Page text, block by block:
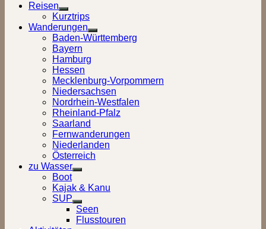
Reisen
Show
sub
menu
Kurztrips
Wanderungen
Show
sub
Baden-Württemberg
Bayern
Hamburg
Hessen
Mecklenburg-Vorpommern
Niedersachsen
Nordrhein-Westfalen
Rheinland-Pfalz
Saarland
Fernwanderungen
Niederlanden
Österreich
zu Wasser
Show
sub
menu
Boot
Kajak & Kanu
SUP
Show
sub
Seen
Flusstouren